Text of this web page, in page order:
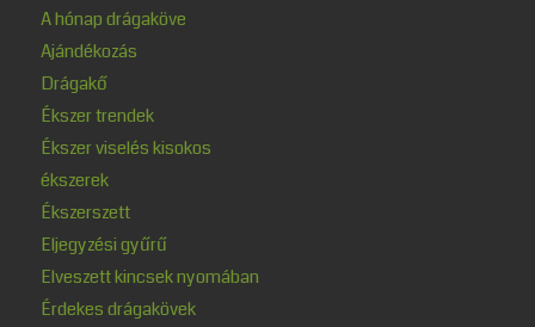
A hónap drágaköve
Ajándékozás
Drágakő
Ékszer trendek
Ékszer viselés kisokos
ékszerek
Ékszerszett
Eljegyzési gyűrű
Elveszett kincsek nyomában
Érdekes drágakövek